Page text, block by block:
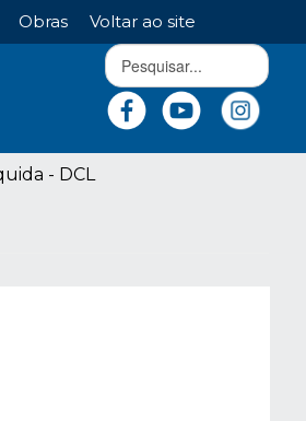
Obras Voltar ao site
- DCL